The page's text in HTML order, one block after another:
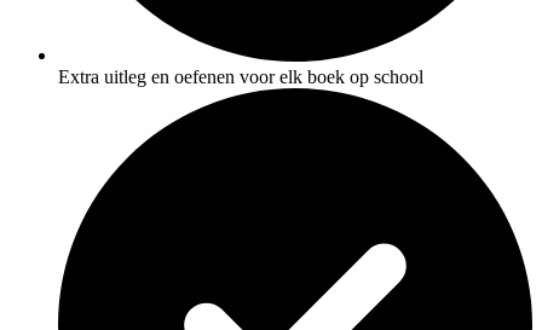
Extra uitleg en oefenen voor elk boek op school